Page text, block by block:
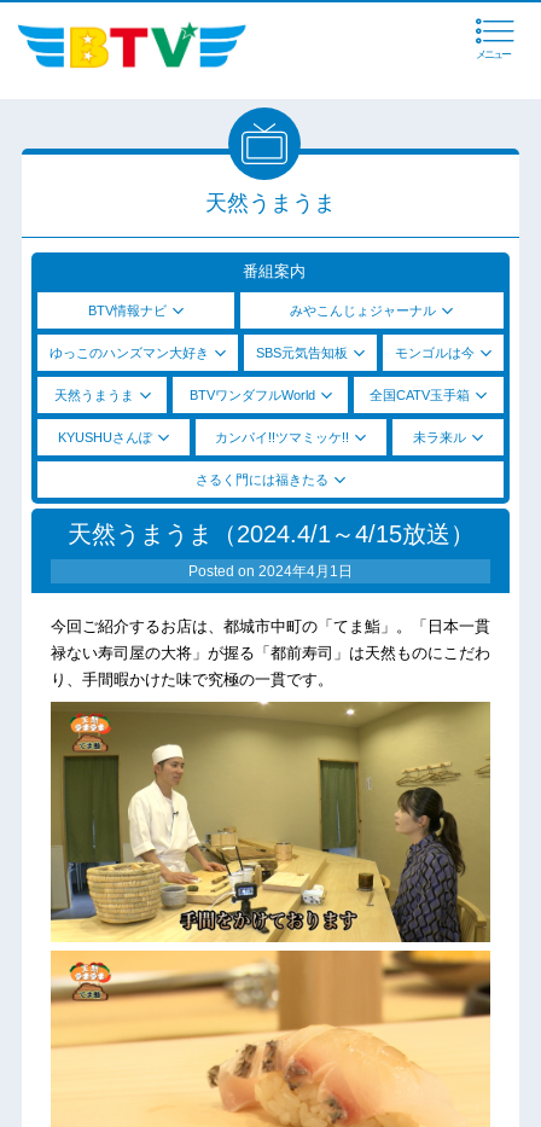
メニュー
天然うまうま
番組案内
BTV情報ナビ みやこんじょジャーナル
ゆっこのハンズマン大好き SBS元気告知板 モンゴルは今
天然うまうま BTVワンダフルWorld 全国CATV玉手箱
KYUSHUさんぽ カンパイ!!ツマミッケ!! 未ラ来ル
さるく門には福きたる
天然うまうま（2024.4/1～4/15放送）
Posted on 2024年4月1日
今回ご紹介するお店は、都城市中町の「てま鮨」。「日本一貫
禄ない寿司屋の大将」が握る「都前寿司」は天然ものにこだわ
り、手間暇かけた味で究極の一貫です。